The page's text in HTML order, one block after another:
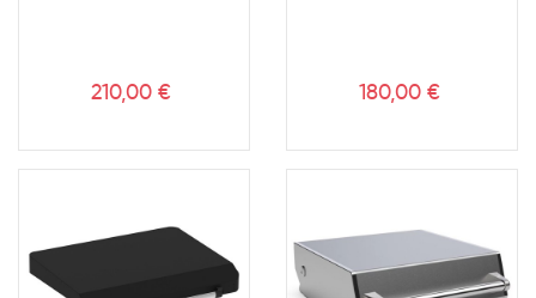
Prezzo
210,00 € Prezzo
180,00 €